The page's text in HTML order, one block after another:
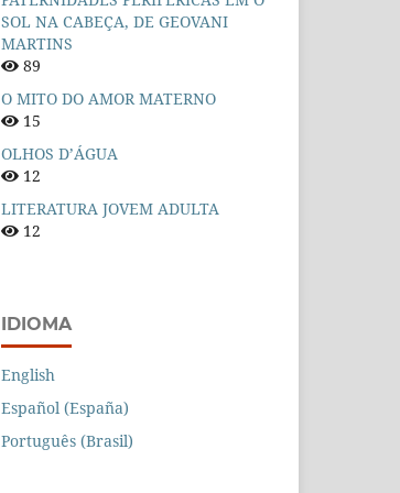
SOL NA CABEÇA, DE GEOVANI
MARTINS
89
O MITO DO AMOR MATERNO
15
OLHOS D’ÁGUA
12
LITERATURA JOVEM ADULTA
12
IDIOMA
English
Español (España)
Português (Brasil)